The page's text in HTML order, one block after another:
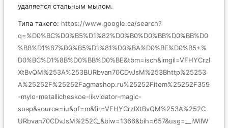
удаляется стальным мылом.
Типа такого: https://www.google.ca/search?
q=%D0%BC%D0%B5%D1%82%D0%B0%D0%BB%D0%BB%D0
%B8%D1%87%D0%B5%D1%81%D0%BA%D0%BE%D0%B5+%
D0%BC%D1%8B%D0%BB%D0%BE&tbm=isch&imgil=VFHYCrzI
XtBvQM%253A%253BURbvan70CDvJsM%253Bhttp%25253
A%25252F%25252Fagmashop.ru%25252Fitem%25252F359
-mylo-metallicheskoe-likvidator-magic-
soap&source=iu&pf=m&fir=VFHYCrzIXtBvQM%253A%252C
URbvan70CDvJsM%252C_&biw=1366&bih=657&usg=__iWIIW